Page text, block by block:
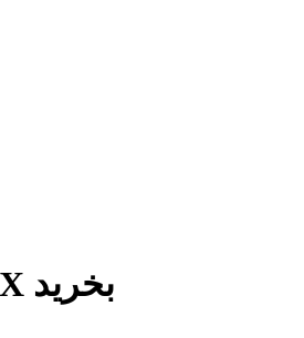
زیر قیمت بازار و شرکت میل لنگ میتسوبیشی ASX بخرید